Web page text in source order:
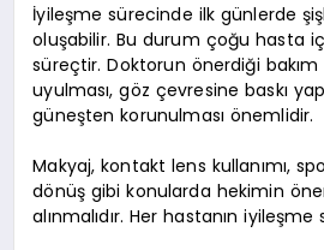
İyileşme sürecinde ilk günlerde
oluşabilir. Bu durum çoğu hasta
süreçtir. Doktorun önerdiği
uyulması, göz çevresine baskı
güneşten korunulması önemlidir.
Makyaj, kontakt lens kullanımı,
dönüş gibi konularda hekimin
alınmalıdır. Her hastanın iyileşme